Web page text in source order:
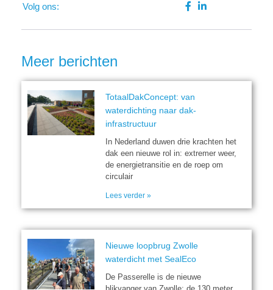
Volg ons:
Meer berichten
TotaalDakConcept: van
waterdichting naar dak-
infrastructuur
In Nederland duwen drie krachten het
dak een nieuwe rol in: extremer weer,
de energietransitie en de roep om
circulair
Lees verder »
Nieuwe loopbrug Zwolle
waterdicht met SealEco
De Passerelle is de nieuwe